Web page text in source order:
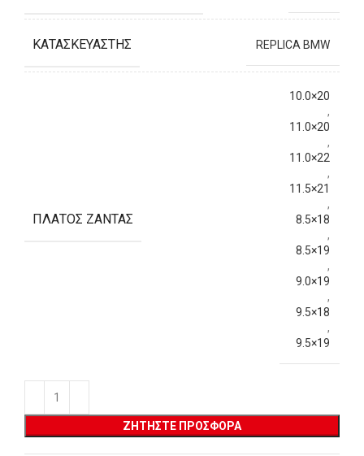
ΚΑΤΑΣΚΕΥΑΣΤΉΣ REPLICA BMW
ΠΛΆΤΟΣ ΖΆΝΤΑΣ
10.0×20
,
11.0×20
,
11.0×22
,
11.5×21
,
8.5×18
,
8.5×19
,
9.0×19
,
9.5×18
,
9.5×19
ΖΗΤΉΣΤΕ ΠΡΟΣΦΟΡΆ